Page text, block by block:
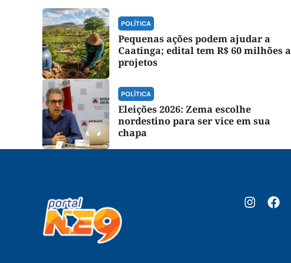
POLÍTICA
Pequenas ações podem ajudar a
Caatinga; edital tem R$ 60 milhões a
projetos
POLÍTICA
Eleições 2026: Zema escolhe
nordestino para ser vice em sua
chapa